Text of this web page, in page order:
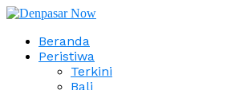
Beranda
Peristiwa
Terkini
Bali